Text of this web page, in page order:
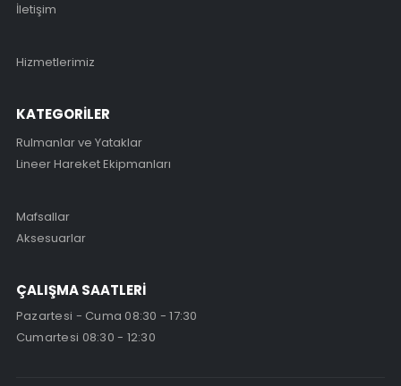
İletişim
Hizmetlerimiz
KATEGORİLER
Rulmanlar ve Yataklar
Lineer Hareket Ekipmanları
Mafsallar
Aksesuarlar
ÇALIŞMA SAATLERİ
Pazartesi - Cuma 08:30 - 17:30
Cumartesi 08:30 - 12:30